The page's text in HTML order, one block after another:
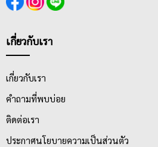
เกี่ยวกับเรา
เกี่ยวกับเรา
คำถามที่พบบ่อย
ติดต่อเรา
ประกาศนโยบายความเป็นส่วนตัว